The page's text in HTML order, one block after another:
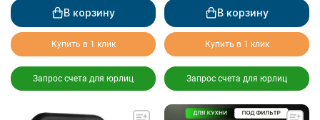
В корзину
Купить в 1 клик
Запрос счета для юрлиц
В корзину
Купить в 1 клик
Запрос счета для юрлиц